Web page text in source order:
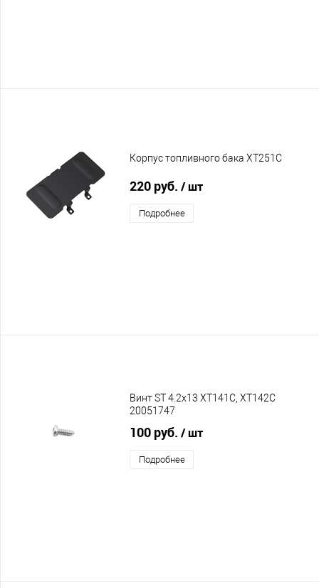
Корпус топливного бака XT251C
220 руб. / шт
Подробнее
Винт ST 4.2x13 XT141C, XT142C
20051747
100 руб. / шт
Подробнее